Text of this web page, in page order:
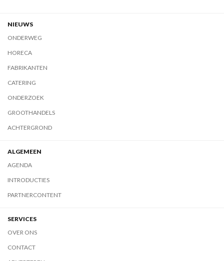
NIEUWS
ONDERWEG
HORECA
FABRIKANTEN
CATERING
ONDERZOEK
GROOTHANDELS
ACHTERGROND
ALGEMEEN
AGENDA
INTRODUCTIES
PARTNERCONTENT
SERVICES
OVER ONS
CONTACT